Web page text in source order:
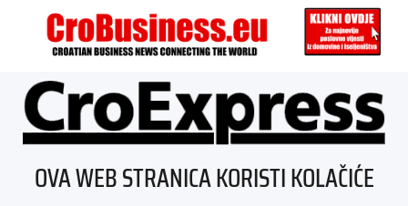
ÜBER UNS
IMPRESSUM
OVA WEB STRANICA KORISTI KOLAČIĆE